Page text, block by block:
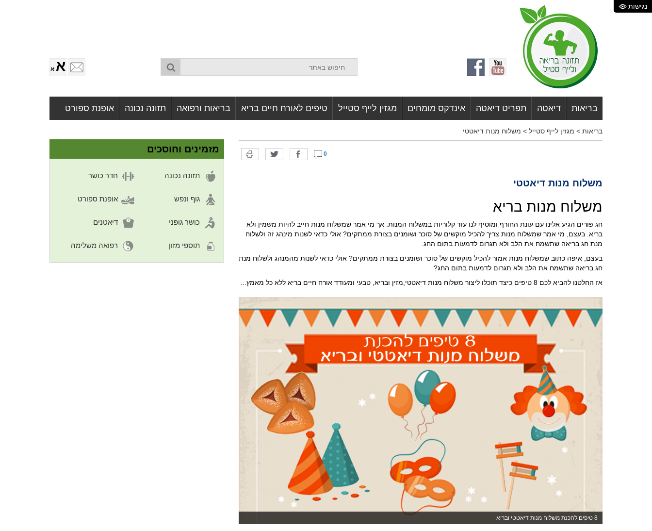
א א
בריאות דיאטה תפריט דיאטה אינדקס מומחים מגזין לייף סטייל טיפים לאורח חיים בריא בריאות ורפואה תזונה נכונה אופנת ספורט
בריאות > מגזין לייף סטייל > משלוח מנות דיאטטי
0
משלוח מנות דיאטטי
משלוח מנות בריא
חג פורים הגיע אלינו עם עונת החורף ומוסיף לנו עוד קלוריות במשלוח המנות. אך מי אמר שמשלוח מנות חייב להיות משמין ולא
בריא. בעצם, מי אמר שמשלוח מנות צריך להכיל מוקשים של סוכר ושומנים בצורת ממתקים? אולי כדאי לשנות מינהג זה ולשלוח
מנת חג בריאה שתשמח את הלב ולא תגרום לדמעות בתום החג.
בעצם, איפה כתוב שמשלוח מנות אמור להכיל מוקשים של סוכר ושומנים בצורת ממתקים? אולי כדאי לשנות מהמנהג ולשלוח מנת
חג בריאה שתשמח את הלב ולא תגרום לדמעות בתום החג?
אז החלטנו להביא לכם 8 טיפים כיצד תוכלו ליצור משלוח מנות דיאטטי,מזין ובריא, טבעי ומעודד אורח חיים בריא ללא כל מאמץ...
8 טיפים להכנת משלוח מנות דיאטטי ובריא
מזמינים וחוסכים
תזונה נכונה חדר כושר
גוף ונפש אופנת ספורט
כושר גופני דיאטנים
תוספי מזון רפואה משלימה
נגישות